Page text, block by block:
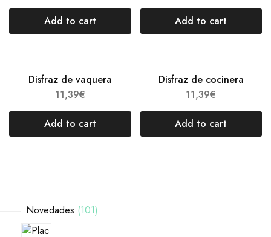
Add to cart Add to cart
Disfraz de vaquera
11,39€
Add to cart
Disfraz de cocinera
11,39€
Add to cart
Novedades 101